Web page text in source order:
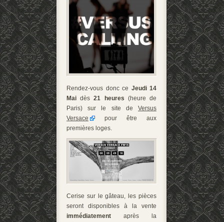
Rendez-vous donc ce Jeudi 14
Mai dès21 heures(heure de
Paris) sur le site de Versus
Versace
pour être aux
premières loges.
Cerise sur le gâteau, les pièces
seront disponibles à la vente
immédiatement après la